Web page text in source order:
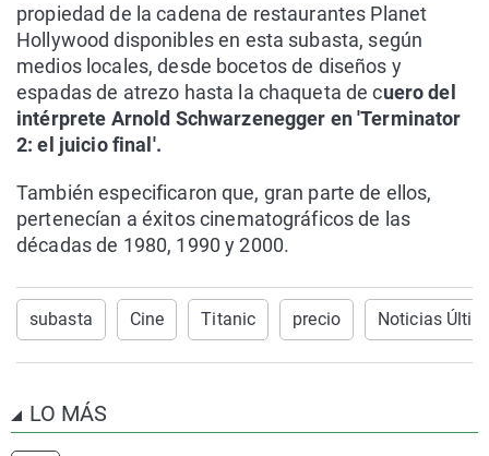
propiedad de la cadena de restaurantes Planet
Hollywood disponibles en esta subasta, según
medios locales, desde bocetos de diseños y
espadas de atrezo hasta la chaqueta de cuero del
intérprete Arnold Schwarzenegger en 'Terminator
2: el juicio final'.
También especificaron que, gran parte de ellos,
pertenecían a éxitos cinematográficos de las
décadas de 1980, 1990 y 2000.
subasta Cine Titanic precio Noticias
LO MÁS